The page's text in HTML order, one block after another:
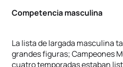
Competencia masculina
La lista de largada masculina
grandes figuras; Campeones
cuatro temporadas estaban